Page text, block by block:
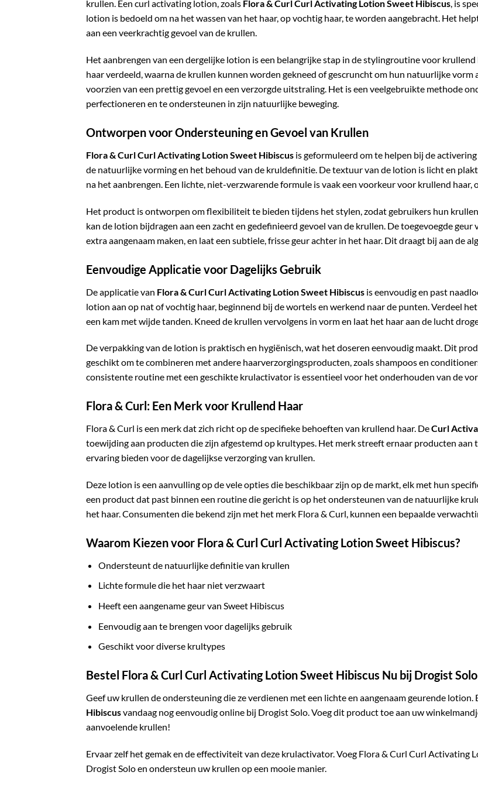
krullen. Een curl activating lotion, zoals Flora & Curl Curl Activating Lotion Sweet Hibiscus, is
lotion is bedoeld om na het wassen van het haar, op vochtig haar, te worden aangebracht. Het
aan een veerkrachtig gevoel van de krullen.
Het aanbrengen van een dergelijke lotion is een belangrijke stap in de stylingroutine voor
haar verdeeld, waarna de krullen kunnen worden gekneed of gescruncht om hun natuurlijke vorm
voorzien van een prettig gevoel en een verzorgde uitstraling. Het is een veelgebruikte methode
perfectioneren en te ondersteunen in zijn natuurlijke beweging.
Ontworpen voor Ondersteuning en Gevoel van Krullen
Flora & Curl Curl Activating Lotion Sweet Hibiscus is geformuleerd om te helpen bij de
de natuurlijke vorming en het behoud van de kruldefinitie. De textuur van de lotion is licht en
na het aanbrengen. Een lichte, niet-verzwarende formule is vaak een voorkeur voor krullend
Het product is ontworpen om flexibiliteit te bieden tijdens het stylen, zodat gebruikers hun
kan de lotion bijdragen aan een zacht en gedefinieerd gevoel van de krullen. De toegevoegde geur
extra aangenaam maken, en laat een subtiele, frisse geur achter in het haar. Dit draagt bij aan de
Eenvoudige Applicatie voor Dagelijks Gebruik
De applicatie van Flora & Curl Curl Activating Lotion Sweet Hibiscus is eenvoudig en past
lotion aan op nat of vochtig haar, beginnend bij de wortels en werkend naar de punten. Verdeel
een kam met wijde tanden. Kneed de krullen vervolgens in vorm en laat het haar aan de lucht
De verpakking van de lotion is praktisch en hygiënisch, wat het doseren eenvoudig maakt. Dit
geschikt om te combineren met andere haarverzorgingsproducten, zoals shampoos en
consistente routine met een geschikte krulactivator is essentieel voor het onderhouden van de
Flora & Curl: Een Merk voor Krullend Haar
Flora & Curl is een merk dat zich richt op de specifieke behoeften van krullend haar. DeCurl
toewijding aan producten die zijn afgestemd op krultypes. Het merk streeft ernaar producten aan
ervaring bieden voor de dagelijkse verzorging van krullen.
Deze lotion is een aanvulling op de vele opties die beschikbaar zijn op de markt, elk met hun
een product dat past binnen een routine die gericht is op het ondersteunen van de natuurlijke
het haar. Consumenten die bekend zijn met het merk Flora & Curl, kunnen een bepaalde
Waarom Kiezen voor Flora & Curl Curl Activating Lotion Sweet Hibiscus?
Ondersteunt de natuurlijke definitie van krullen
Lichte formule die het haar niet verzwaart
Heeft een aangename geur van Sweet Hibiscus
Eenvoudig aan te brengen voor dagelijks gebruik
Geschikt voor diverse krultypes
Bestel Flora & Curl Curl Activating Lotion Sweet Hibiscus Nu bij Drogist Solo
Geef uw krullen de ondersteuning die ze verdienen met een lichte en aangenaam geurende lotion.
Hibiscusvandaag nog eenvoudig online bij Drogist Solo. Voeg dit product toe aan uw
aanvoelende krullen!
Ervaar zelf het gemak en de effectiviteit van deze krulactivator. Voeg Flora & Curl Curl Activating
Drogist Solo en ondersteun uw krullen op een mooie manier.